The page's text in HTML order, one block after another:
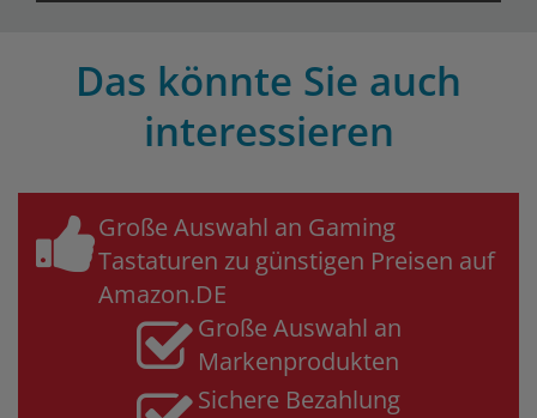
Das könnte Sie auch
interessieren
Große Auswahl an Gaming
Tastaturen zu günstigen Preisen auf
Amazon.DE
Große Auswahl an
Markenprodukten
Sichere Bezahlung